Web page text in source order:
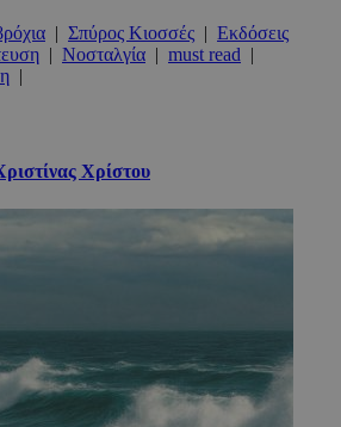
Σπύρος Κιοσσές
Εκδόσεις
Νοσταλγία must read
Χρίστου